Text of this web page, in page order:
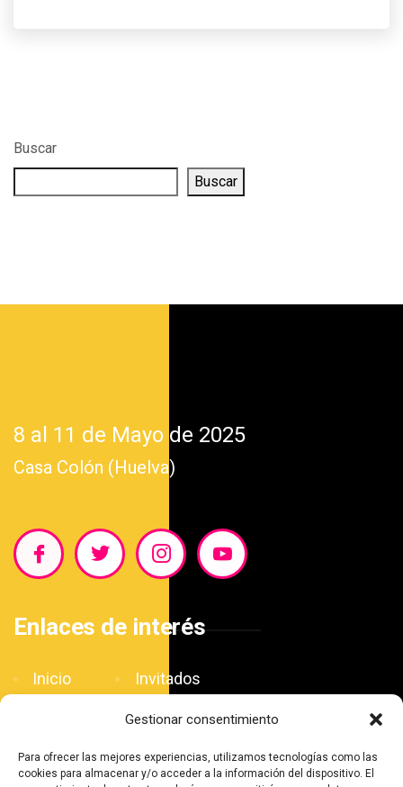
Gestionar consentimiento
Para ofrecer las mejores experiencias, utilizamos tecnologías como las
cookies para almacenar y/o acceder a la información del dispositivo. El
Buscar
Buscar
8 al 11 de Mayo de 2025
Casa Colón (Huelva)
Enlaces de interés
Inicio
Agenda
Invitados
Patrocinadores